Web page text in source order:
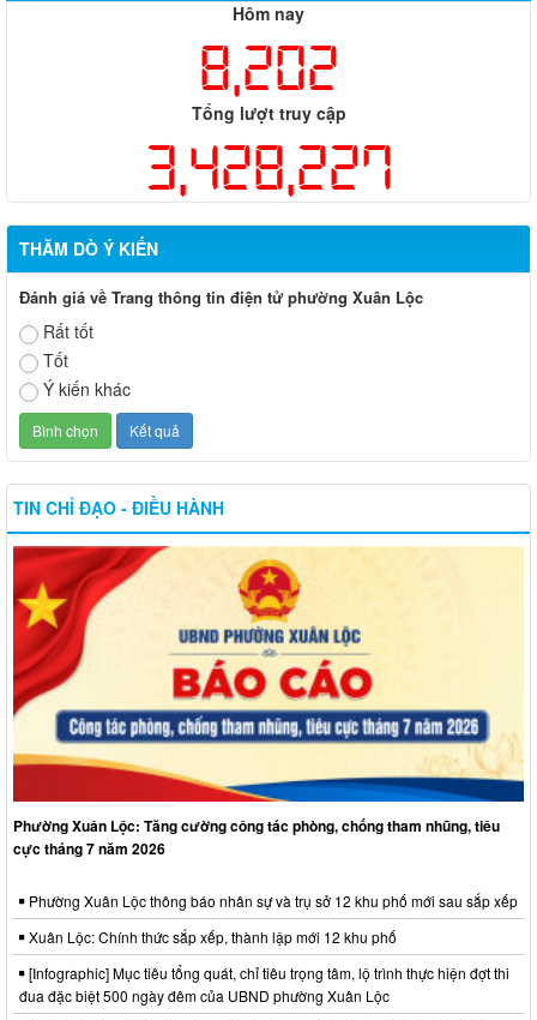
Hôm nay
8,202
Tổng lượt truy cập
3,428,227
THĂM DÒ Ý KIẾN
Đánh giá về Trang thông tin điện tử phường Xuân Lộc
Rất tốt
Tốt
Ý kiến khác
TIN CHỈ ĐẠO - ĐIỀU HÀNH
Phường Xuân Lộc: Tăng cường công tác phòng, chống tham nhũng, tiêu
cực tháng 7 năm 2026
Phường Xuân Lộc thông báo nhân sự và trụ sở 12 khu phố mới sau sắp xếp
Xuân Lộc: Chính thức sắp xếp, thành lập mới 12 khu phố
[Infographic] Mục tiêu tổng quát, chỉ tiêu trọng tâm, lộ trình thực hiện đợt thi
đua đặc biệt 500 ngày đêm của UBND phường Xuân Lộc